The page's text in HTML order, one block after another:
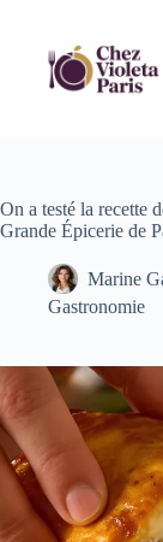
contenu
On a testé la recette
Grande Épicerie de
Marine
Gastronomie